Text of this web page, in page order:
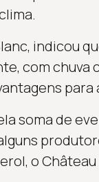
indicou
com chuva
para
soma de
o